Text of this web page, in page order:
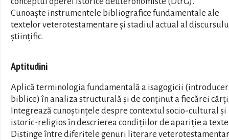
Cunoaște instrumentele bibliografice fundamentale ale
textelor veterotestamentare și stadiul actual al
științific.
Aptitudini
Aplică terminologia fundamentală a isagogicii
biblice) în analiza structurală și de conținut a fiecărei
Integrează cunoștințele despre contextul socio-cultural și
istoric-religios în descrierea condițiilor de apariție a
Distinge între diferitele genuri literare